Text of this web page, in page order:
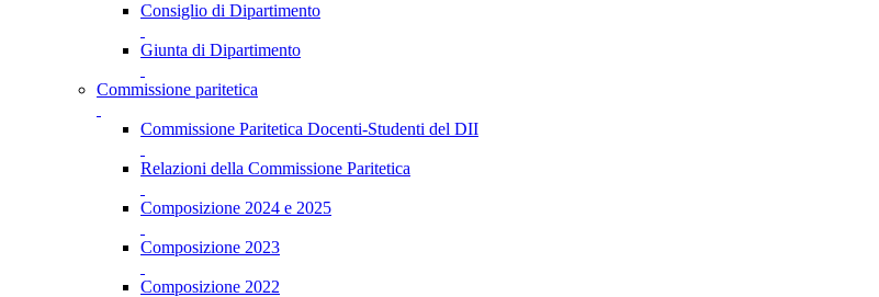
Consiglio di Dipartimento
Giunta di Dipartimento
Commissione paritetica
Commissione Paritetica Docenti-Studenti del DII
Relazioni della Commissione Paritetica
Composizione 2024 e 2025
Composizione 2023
Composizione 2022